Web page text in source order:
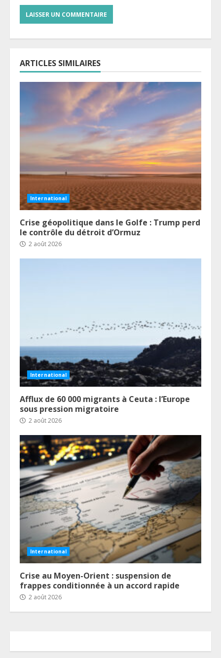
ARTICLES SIMILAIRES
International
Crise géopolitique dans le Golfe : Trump perd
le contrôle du détroit d’Ormuz
2 août 2026
International
Afflux de 60 000 migrants à Ceuta : l’Europe
sous pression migratoire
2 août 2026
International
Crise au Moyen-Orient : suspension de
frappes conditionnée à un accord rapide
2 août 2026